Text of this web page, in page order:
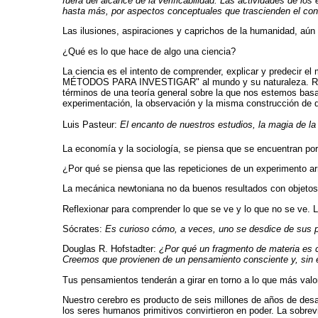
hasta más, por aspectos conceptuales que trascienden el
Las ilusiones, aspiraciones y caprichos de la humanidad,
¿Qué es lo que hace de algo una ciencia?
La ciencia es el intento de comprender, explicar y predecir
MÉTODOS PARA INVESTIGAR" al mundo y su naturaleza.
términos de una teoría general sobre la que nos estemos
experimentación, la observación y la misma construcción
Luis Pasteur: El encanto de nuestros estudios, la magia de
La economía y la sociología, se piensa que se encuentran
¿Por qué se piensa que las repeticiones de un experimento
La mecánica newtoniana no da buenos resultados con
Reflexionar para comprender lo que se ve y lo que no se ve.
Sócrates: Es curioso cómo, a veces, uno se desdice de sus
Douglas R. Hofstadter: ¿Por qué un fragmento de materia
Creemos que provienen de un pensamiento consciente y,
Tus pensamientos tenderán a girar en torno a lo que más
Nuestro cerebro es producto de seis millones de años de
los seres humanos primitivos convirtieron en poder. La